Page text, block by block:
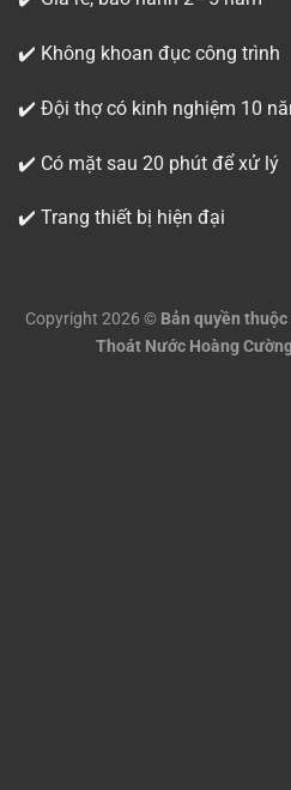
✔️ Không khoan đục công trình
✔️ Đội thợ có kinh nghiệm 10
✔️ Có mặt sau 20 phút để xử lý
✔️ Trang thiết bị hiện đại
Copyright 2026 © Bản quyền
Thoát Nước Hoàng